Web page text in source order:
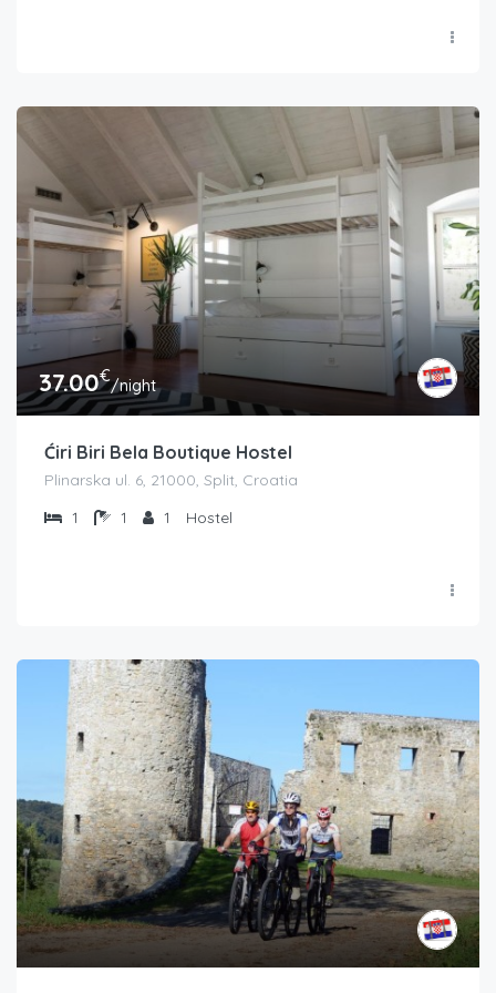
37.00€/night
Ćiri Biri Bela Boutique Hostel
Plinarska ul. 6, 21000, Split, Croatia
1
1 1 Hostel